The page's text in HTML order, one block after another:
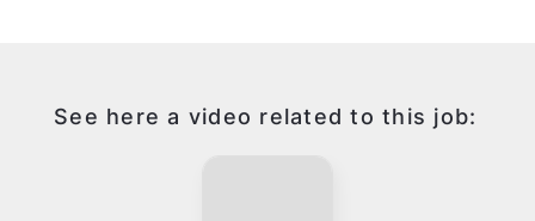
See here a video related to this job: